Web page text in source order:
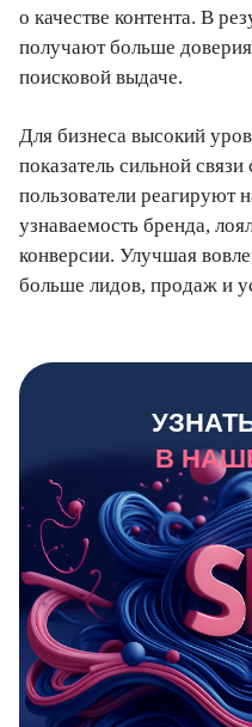
о качестве контента. В
получают больше
поисковой выдаче.
Для бизнеса высокий
показатель сильной
пользователи реагируют
узнаваемость бренда,
конверсии. Улучшая
больше лидов, продаж и
В